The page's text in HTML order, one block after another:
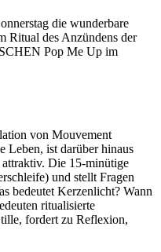
die wunderbare
Ritual des Anzündens der
Pop Me Up im
von Mouvement
Leben, ist darüber hinaus
Die 15-minütige
und stellt Fragen
bedeutet Kerzenlicht? Wann
ritualisierte
fordert zu Reflexion,